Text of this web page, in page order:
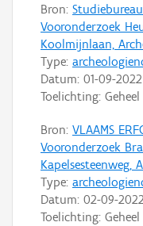
Bron:
Vooronderzoek
Koolmijnlaan,
Type:
Datum: 01-09-2022
Toelichting:
Bron: VLAAMS
Vooronderzoek
Kapelsesteenweg,
Type:
Datum: 02-09-2022
Toelichting: